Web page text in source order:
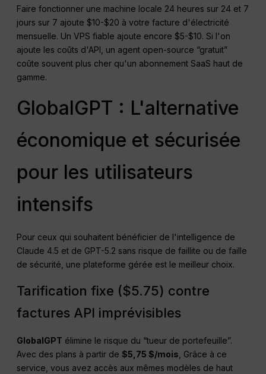
Faire fonctionner une machine locale 24 heures sur 24 et 7
jours sur 7 ajoute $10-$20 à votre facture d'électricité
mensuelle. Un VPS fiable ajoute encore $5-$10. Si l'on
ajoute les coûts d'API, un agent open-source “gratuit”
coûte souvent plus cher qu'un abonnement SaaS haut de
gamme.
GlobalGPT : L'alternative
économique et sécurisée
pour les utilisateurs
intensifs
Pour ceux qui souhaitent bénéficier de l'intelligence de
Claude 4.5 et de GPT-5.2 sans risque de faillite ou de faille
de sécurité, une plateforme gérée est le meilleur choix.
Tarification fixe ($5.75) contre
factures API imprévisibles
GlobalGPT élimine le risque du “tueur de portefeuille”.
Avec des plans à partir de$5,75 $/mois , Grâce à ce
service, vous avez accès aux mêmes modèles de haut